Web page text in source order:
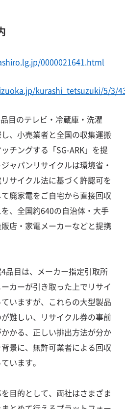
0000021641.html
kurashi_tetsuzuki/5/3/
目のテレビ・冷蔵庫・洗濯
、小売業者と全国の収集運搬
チングする「SG-ARK」を提
ャパンリサイクルは環境省・
サイクル法に基づく許認可を
廃家電をご自宅から直接回収
、全国約640の自治体・大手
店・家電メーカーなどと提携
品目は、メーカー指定引取所
カーが引き取った上でリサイ
いますが、これらの大型製品
難しい、リサイクル券の事前
かる、正しい排出方法が分か
景に、無許可業者による回収
います。
目的として、両社はさまざま